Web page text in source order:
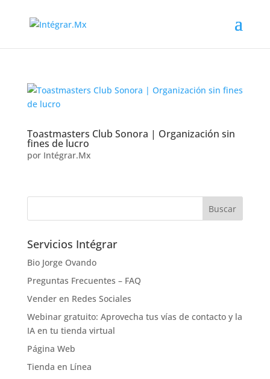
Toastmasters Club Sonora | Organización sin
fines de lucro
por Intégrar.Mx
Servicios Intégrar
Bio Jorge Ovando
Preguntas Frecuentes – FAQ
Vender en Redes Sociales
Webinar gratuito: Aprovecha tus vías de contacto y la
IA en tu tienda virtual
Página Web
Tienda en Línea